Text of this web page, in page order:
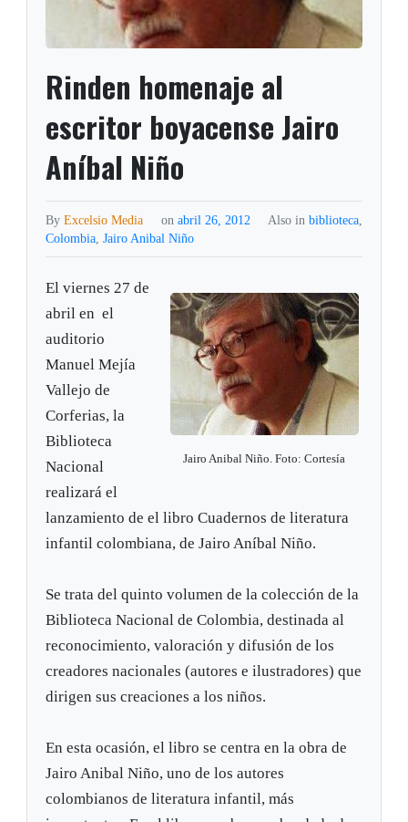
Rinden homenaje al
escritor boyacense Jairo
Aníbal Niño
ByExcelsio Media on abril 26, 2012 Also in biblioteca,
Colombia,Jairo Anibal Niño
Jairo Anibal Niño. Foto: Cortesía
El viernes 27 de
abril en el
auditorio
Manuel Mejía
Vallejo de
Corferias, la
Biblioteca
Nacional
realizará el
lanzamiento de el libro Cuadernos de literatura
infantil colombiana, de Jairo Aníbal Niño.
Se trata del quinto volumen de la colección de la
Biblioteca Nacional de Colombia, destinada al
reconocimiento, valoración y difusión de los
creadores nacionales (autores e ilustradores) que
dirigen sus creaciones a los niños.
En esta ocasión, el libro se centra en la obra de
Jairo Anibal Niño, uno de los autores
colombianos de literatura infantil, más